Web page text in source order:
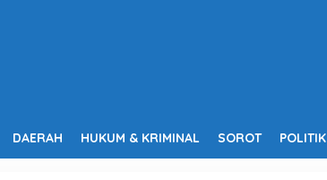
DAERAH HUKUM & KRIMINAL SOROT POLITIK